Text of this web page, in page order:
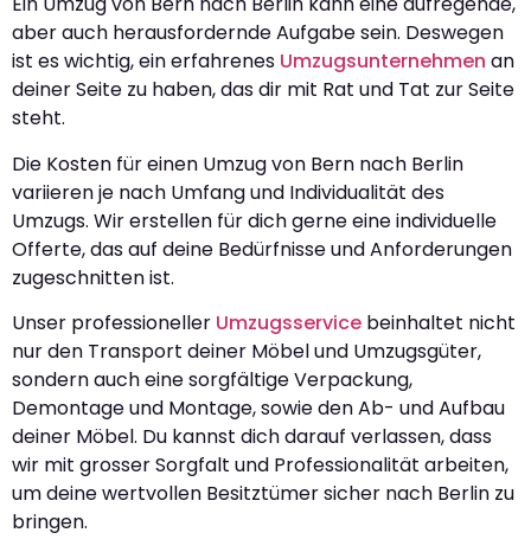
aber auch herausfordernde Aufgabe sein. Deswegen
ist es wichtig, ein erfahrenes Umzugsunternehmen an
deiner Seite zu haben, das dir mit Rat und Tat zur Seite
steht.
Die Kosten für einen Umzug von Bern nach Berlin
variieren je nach Umfang und Individualität des
Umzugs. Wir erstellen für dich gerne eine individuelle
Offerte, das auf deine Bedürfnisse und Anforderungen
zugeschnitten ist.
Unser professioneller Umzugsservice beinhaltet nicht
nur den Transport deiner Möbel und Umzugsgüter,
sondern auch eine sorgfältige Verpackung,
Demontage und Montage, sowie den Ab- und Aufbau
deiner Möbel. Du kannst dich darauf verlassen, dass
wir mit grosser Sorgfalt und Professionalität arbeiten,
um deine wertvollen Besitztümer sicher nach Berlin zu
bringen.